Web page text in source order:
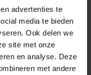
advertenties te
media te bieden
Ook delen we
site met onze
en analyse. Deze
met andere